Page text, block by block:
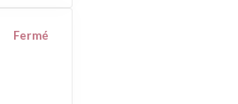
Fermé